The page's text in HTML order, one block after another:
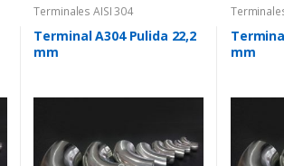
Terminales AISI 304
Terminal A304 Pulida 22,2
mm
mm